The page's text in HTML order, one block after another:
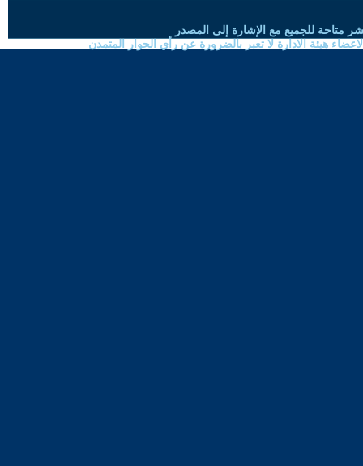
متاحة للجميع مع الإشارة إلى المصدر
هيئة الادارة لا تعبر بالضرورة عن رأي الحوار المتمدن